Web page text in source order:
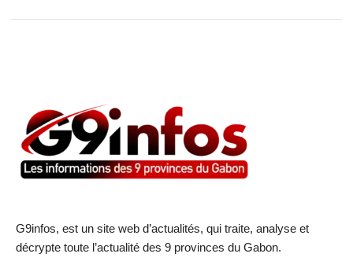
G9infos, est un site web d’actualités, qui traite, analyse et
décrypte toute l’actualité des 9 provinces du Gabon.